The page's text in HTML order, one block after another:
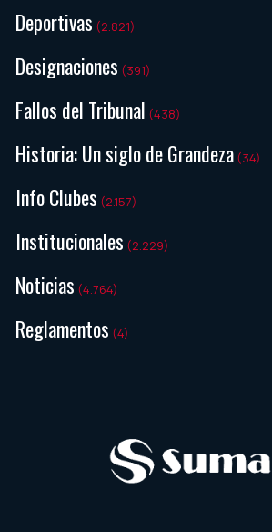
Deportivas (2.821)
Designaciones (391)
Fallos del Tribunal (438)
Historia: Un siglo de Grandeza (34)
Info Clubes (2.157)
Institucionales (2.229)
Noticias (4.764)
Reglamentos (4)